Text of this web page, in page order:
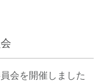
会を開催しました